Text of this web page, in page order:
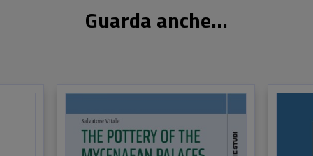
letteraria. Attualmente i suoi interessi di ricerca sono rivolti
all’espressione della modalità in italiano dai punti di vista
italiana all’Università di Bergen dal 2010. Si occupa
principalmente di didattica della lingua, di sociolinguistica
italiana e sarda, di linguaggi giovanili, di plurilinguismo nella
narrativa contemporanea e nei mass media. In particolare, la
Guarda anche...